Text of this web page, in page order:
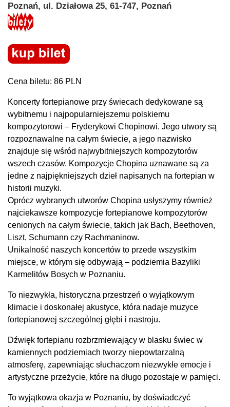
Poznań, ul. Działowa 25, 61-747, Poznań
Cena biletu: 86 PLN
Koncerty fortepianowe przy świecach dedykowane są
wybitnemu i najpopularniejszemu polskiemu
kompozytorowi – Fryderykowi Chopinowi. Jego utwory są
rozpoznawalne na całym świecie, a jego nazwisko
znajduje się wśród najwybitniejszych kompozytorów
wszech czasów. Kompozycje Chopina uznawane są za
jedne z najpiękniejszych dzieł napisanych na fortepian w
historii muzyki.
Oprócz wybranych utworów Chopina usłyszymy również
najciekawsze kompozycje fortepianowe kompozytorów
cenionych na całym świecie, takich jak Bach, Beethoven,
Liszt, Schumann czy Rachmaninow.
Unikalność naszych koncertów to przede wszystkim
miejsce, w którym się odbywają – podziemia Bazyliki
Karmelitów Bosych w Poznaniu.
To niezwykła, historyczna przestrzeń o wyjątkowym
klimacie i doskonałej akustyce, która nadaje muzyce
fortepianowej szczególnej głębi i nastroju.
Dźwięk fortepianu rozbrzmiewający w blasku świec w
kamiennych podziemiach tworzy niepowtarzalną
atmosferę, zapewniając słuchaczom niezwykłe emocje i
artystyczne przeżycie, które na długo pozostaje w pamięci.
To wyjątkowa okazja w Poznaniu, by doświadczyć